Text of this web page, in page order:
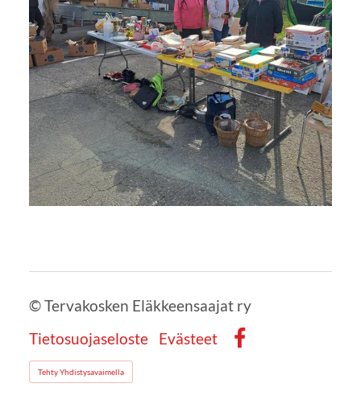
©Tervakosken Eläkkeensaajat ry
Tietosuojaseloste
Evästeet
Tehty Yhdistysavaimella